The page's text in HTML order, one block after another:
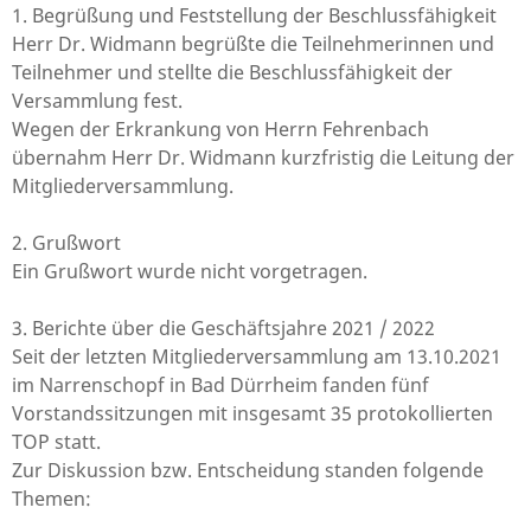
1. Begrüßung und Feststellung der Beschlussfähigkeit
Herr Dr. Widmann begrüßte die Teilnehmerinnen und
Teilnehmer und stellte die Beschlussfähigkeit der
Versammlung fest.
Wegen der Erkrankung von Herrn Fehrenbach
übernahm Herr Dr. Widmann kurzfristig die Leitung der
Mitgliederversammlung.
2. Grußwort
Ein Grußwort wurde nicht vorgetragen.
3. Berichte über die Geschäftsjahre 2021 / 2022
Seit der letzten Mitgliederversammlung am 13.10.2021
im Narrenschopf in Bad Dürrheim fanden fünf
Vorstandssitzungen mit insgesamt 35 protokollierten
TOP statt.
Zur Diskussion bzw. Entscheidung standen folgende
Themen: